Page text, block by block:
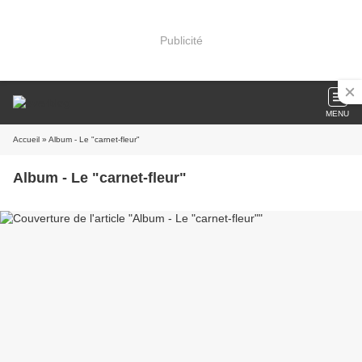
Publicité
MENU
Accueil » Album - Le "carnet-fleur"
Album - Le "carnet-fleur"